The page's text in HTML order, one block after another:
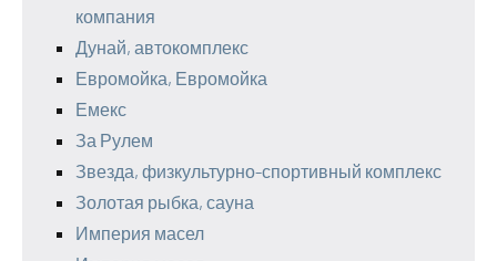
компания
Дунай, автокомплекс
Евромойка, Евромойка
Емекс
За Рулем
Звезда, физкультурно-спортивный комплекс
Золотая рыбка, сауна
Империя масел